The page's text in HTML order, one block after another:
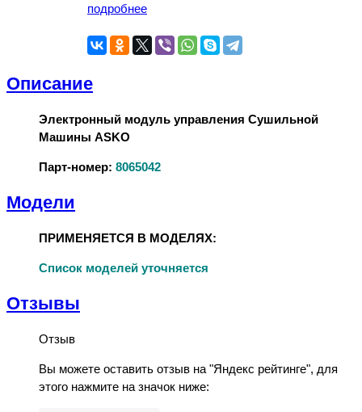
подробнее
Описание
Электронный модуль управления Сушильной
Машины ASKO
Парт-номер: 8065042
Модели
ПРИМЕНЯЕТСЯ В МОДЕЛЯХ:
Список моделей уточняется
Отзывы
Отзыв
Вы можете оставить отзыв на "Яндекс рейтинге", для
этого нажмите на значок ниже: